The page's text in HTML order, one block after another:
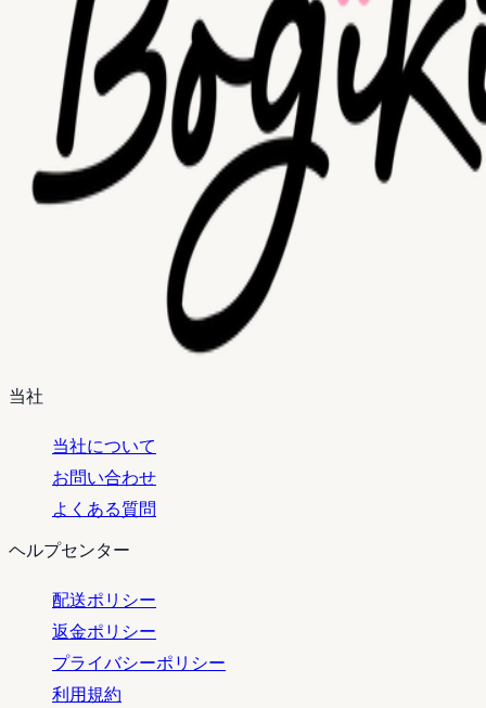
当社
当社について
お問い合わせ
よくある質問
ヘルプセンター
配送ポリシー
返金ポリシー
プライバシーポリシー
利用規約